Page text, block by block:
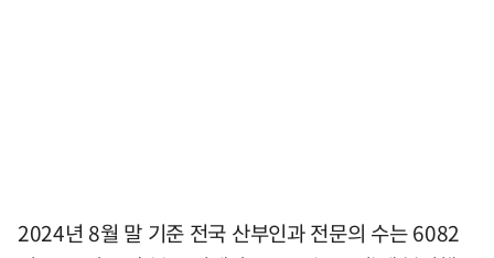
2024년 8월 말 기준 전국 산부인과 전문의 수는 6082